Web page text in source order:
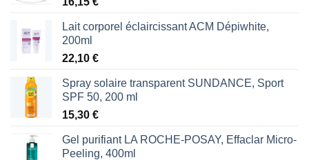
Lait corporel éclaircissant ACM Dépiwhite,
200ml
22,10 €
Spray solaire transparent SUNDANCE, Sport
SPF 50, 200 ml
15,30 €
Gel purifiant LA ROCHE-POSAY, Effaclar Micro-
Peeling, 400ml